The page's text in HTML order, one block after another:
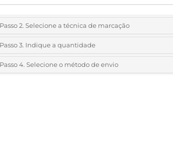
Passo 2. Selecione a técnica de marcação
*Selecione o tipo de marcação e as cores do logotipo:
1 Cor (No vaso)
Passo 3. Indique a quantidade
*Quantidade mínima:55
Passo 4. Selecione o método de envio